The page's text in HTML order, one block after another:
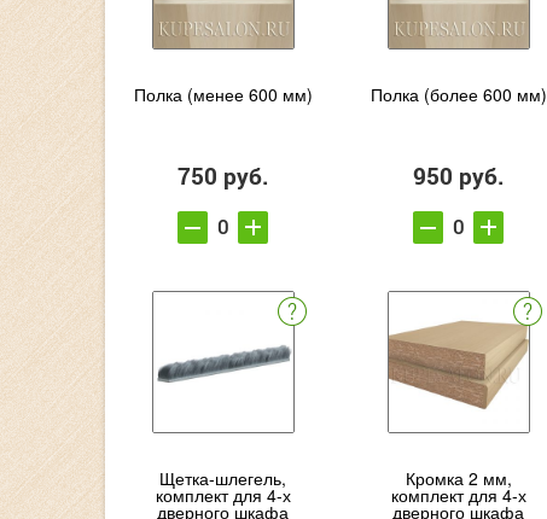
Полка (менее 600 мм)
750 руб.
Полка (более 600 мм)
950 руб.
Щетка-шлегель,
комплект для 4-х
дверного шкафа
Кромка 2 мм,
комплект для 4-х
дверного шкафа